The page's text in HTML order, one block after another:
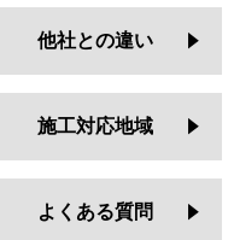
他社との違い
施工対応地域
よくある質問